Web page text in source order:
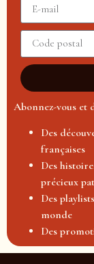
Abonnez-vous et
Des
françaises
Des
précieux
Des
monde
Des